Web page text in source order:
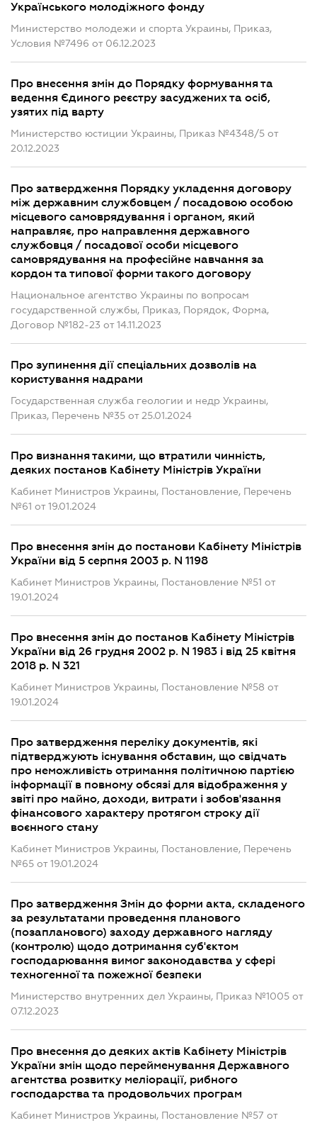
Українського молодіжного фонду
Министерство молодежи и спорта Украины, Приказ,
Условия №7496 от 06.12.2023
Про внесення змін до Порядку формування та
ведення Єдиного реєстру засуджених та осіб,
узятих під варту
Министерство юстиции Украины, Приказ №4348/5 от
20.12.2023
Про затвердження Порядку укладення договору
між державним службовцем / посадовою особою
місцевого самоврядування і органом, який
направляє, про направлення державного
службовця / посадової особи місцевого
самоврядування на професійне навчання за
кордон та типової форми такого договору
Национальное агентство Украины по вопросам
государственной службы, Приказ, Порядок, Форма,
Договор №182-23 от 14.11.2023
Про зупинення дії спеціальних дозволів на
користування надрами
Государственная служба геологии и недр Украины,
Приказ, Перечень №35 от 25.01.2024
Про визнання такими, що втратили чинність,
деяких постанов Кабінету Міністрів України
Кабинет Министров Украины, Постановление, Перечень
№61 от 19.01.2024
Про внесення змін до постанови Кабінету Міністрів
України від 5 серпня 2003 р. N 1198
Кабинет Министров Украины, Постановление №51 от
19.01.2024
Про внесення змін до постанов Кабінету Міністрів
України від 26 грудня 2002 р. N 1983 і від 25 квітня
2018 р. N 321
Кабинет Министров Украины, Постановление №58 от
19.01.2024
Про затвердження переліку документів, які
підтверджують існування обставин, що свідчать
про неможливість отримання політичною партією
інформації в повному обсязі для відображення у
звіті про майно, доходи, витрати і зобов'язання
фінансового характеру протягом строку дії
воєнного стану
Кабинет Министров Украины, Постановление, Перечень
№65 от 19.01.2024
Про затвердження Змін до форми акта, складеного
за результатами проведення планового
(позапланового) заходу державного нагляду
(контролю) щодо дотримання суб'єктом
господарювання вимог законодавства у сфері
техногенної та пожежної безпеки
Министерство внутренних дел Украины, Приказ №1005 от
07.12.2023
Про внесення до деяких актів Кабінету Міністрів
України змін щодо перейменування Державного
агентства розвитку меліорації, рибного
господарства та продовольчих програм
Кабинет Министров Украины, Постановление №57 от